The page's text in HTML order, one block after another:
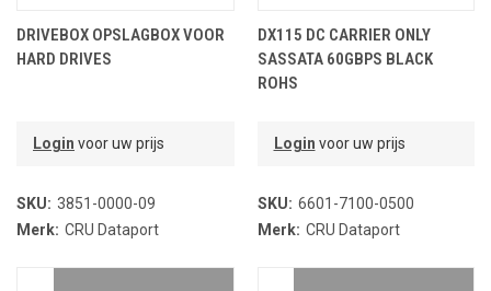
DRIVEBOX OPSLAGBOX VOOR
HARD DRIVES
Login voor uw prijs
SKU: 3851-0000-09
Merk: CRU Dataport
DX115 DC CARRIER ONLY
SASSATA 60GBPS BLACK
ROHS
Login voor uw prijs
SKU: 6601-7100-0500
Merk: CRU Dataport